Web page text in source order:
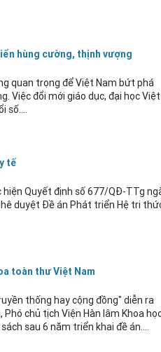
hùng cường, thịnh vượng
quan trọng để Việt Nam bứt phá
Việc đổi mới giáo dục, đại học Việt
số....
tế
Quyết định số 677/QĐ-TTg
duyệt Đề án Phát triển Hệ tri
toàn thư Việt Nam
thống hay cộng đồng" diễn ra
chủ tịch Viện Hàn lâm Khoa
sau 6 năm triển khai đề án....